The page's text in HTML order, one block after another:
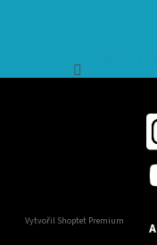
Vytvořil Shoptet Premium